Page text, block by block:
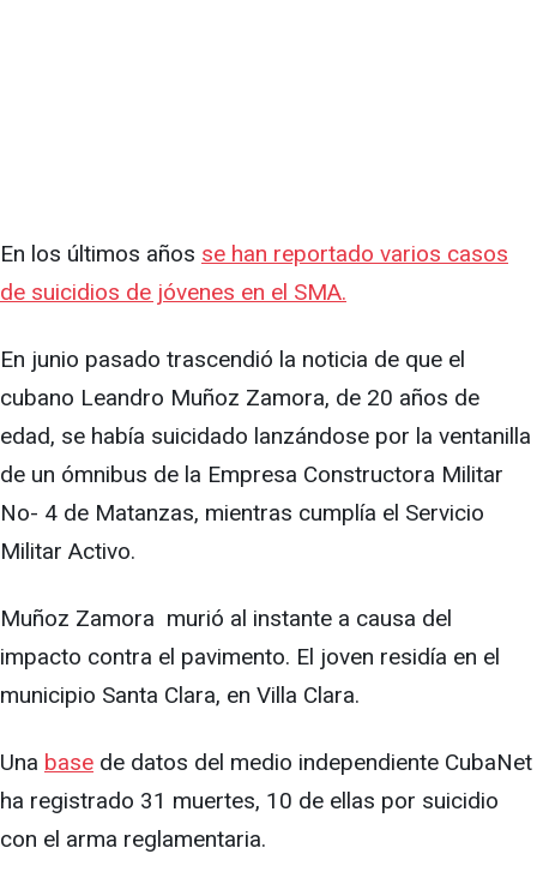
En los últimos años se han reportado varios casos
de suicidios de jóvenes en el SMA.
En junio pasado trascendió la noticia de que el
cubano Leandro Muñoz Zamora, de 20 años de
edad, se había suicidado lanzándose por la ventanilla
de un ómnibus de la Empresa Constructora Militar
No- 4 de Matanzas, mientras cumplía el Servicio
Militar Activo.
Muñoz Zamora murió al instante a causa del
impacto contra el pavimento. El joven residía en el
municipio Santa Clara, en Villa Clara.
Una base de datos del medio independiente CubaNet
ha registrado 31 muertes, 10 de ellas por suicidio
con el arma reglamentaria.